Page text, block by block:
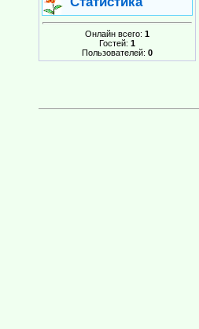
Онлайн всего: 1
Гостей: 1
Пользователей: 0